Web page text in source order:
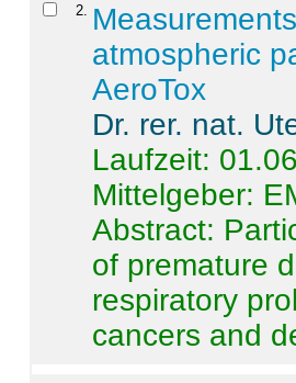
2
atmospheric
AeroTox
Dr. rer. nat.
Laufzeit:
Mittelgeber:
Abstract:
of premature
respiratory
cancers and